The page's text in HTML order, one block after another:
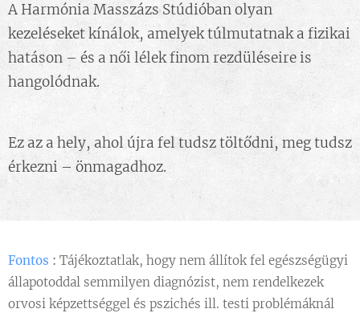
A Harmónia Masszázs Stúdióban olyan
kezeléseket kínálok, amelyek túlmutatnak a fizikai
hatáson – és a női lélek finom rezdüléseire is
hangolódnak.
Ez az a hely, ahol újra fel tudsz töltődni, meg tudsz
érkezni – önmagadhoz.
Fontos : Tájékoztatlak, hogy nem állítok fel egészségügyi
állapotoddal semmilyen diagnózist, nem rendelkezek
orvosi képzettséggel és pszichés ill. testi problémáknál